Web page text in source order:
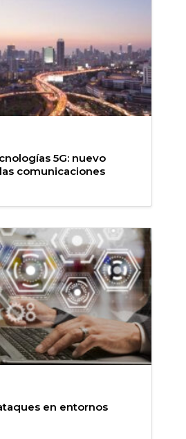
5G: nuevo
comunicaciones
en entornos